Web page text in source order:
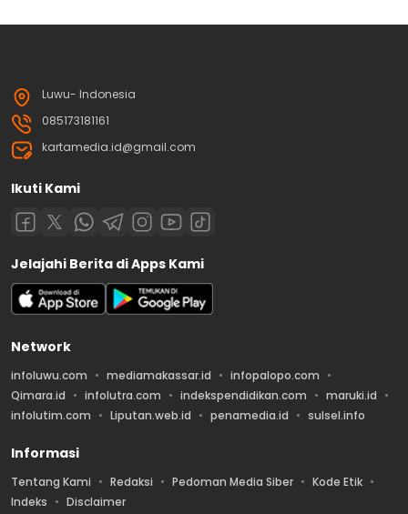
Luwu- Indonesia
085173181161
kartamedia.id@gmail.com
Ikuti Kami
Jelajahi Berita di Apps Kami
Network
infoluwu.com mediamakassar.id
infopalopo.com
Qimara.id
infolutra.com indekspendidikan.com
maruki.id
infolutim.com
Liputan.web.id penamedia.id sulsel.info
Informasi
Tentang Kami Redaksi Pedoman Media Siber
Kode Etik
Indeks
Disclaimer